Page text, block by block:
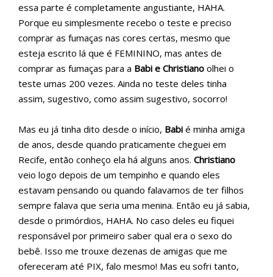
essa parte é completamente angustiante, HAHA.
Porque eu simplesmente recebo o teste e preciso
comprar as fumaças nas cores certas, mesmo que
esteja escrito lá que é FEMININO, mas antes de
comprar as fumaças para a Babi e Christiano olhei o
teste umas 200 vezes. Ainda no teste deles tinha
assim, sugestivo, como assim sugestivo, socorro!
Mas eu já tinha dito desde o início, Babi é minha amiga
de anos, desde quando praticamente cheguei em
Recife, então conheço ela há alguns anos. Christiano
veio logo depois de um tempinho e quando eles
estavam pensando ou quando falavamos de ter filhos
sempre falava que seria uma menina. Então eu já sabia,
desde o primórdios, HAHA. No caso deles eu fiquei
responsável por primeiro saber qual era o sexo do
bebê. Isso me trouxe dezenas de amigas que me
ofereceram até PIX, falo mesmo! Mas eu sofri tanto,